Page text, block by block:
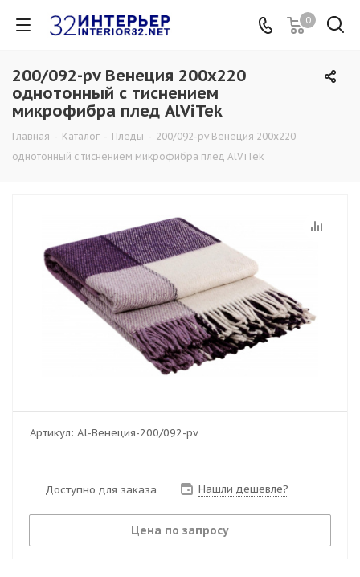
0
200/092-pv Венеция 200х220
однотонный с тиснением
микрофибра плед AlViTek
Главная - Каталог - Пледы - 200/092-pv Венеция 200х220
однотонный с тиснением микрофибра плед AlViTek
Артикул: Al-Венеция-200/092-pv
Доступно для заказа Нашли дешевле?
Цена по запросу